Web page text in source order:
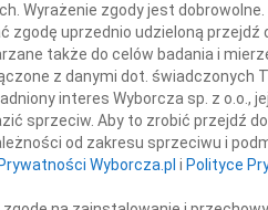
maja 2026 roku
Wyrażenie zgody jest
uprzednio udzieloną przejdź
także do celów badania i
z danymi dot. świadczonych
interes Wyborcza sp. z o.o.,
sprzeciw. Aby to zrobić przejdź
od zakresu sprzeciwu i
Wyborcza.pl i Polityce